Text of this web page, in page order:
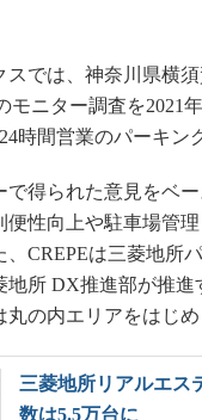
では、神奈川県横
モニター調査を2021
時間営業のパーキン
得られた意見をベ
便性向上や駐車場管
、CREPEは三菱地所
地所 DX推進部が推進
丸の内エリアをはじ
三菱地所リアルエス
数は5.5万台に